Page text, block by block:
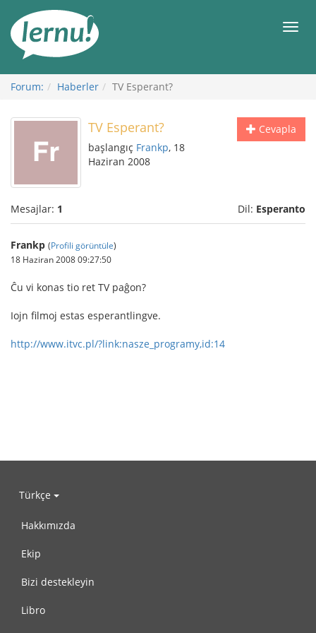
Görüntüleme
Forum: Haberler TV Esperant?
Cevapla
TV Esperant?
başlangıç Frankp, 18
Haziran 2008
Mesajlar: 1 Dil: Esperanto
Frankp (Profili görüntüle)
18 Haziran 2008 09:27:50
Ĉu vi konas tio ret TV paĝon?
Iojn filmoj estas esperantlingve.
http://www.itvc.pl/?link:nasze_programy,id:14
Türkçe
Hakkımızda
Ekip
Bizi destekleyin
Libro